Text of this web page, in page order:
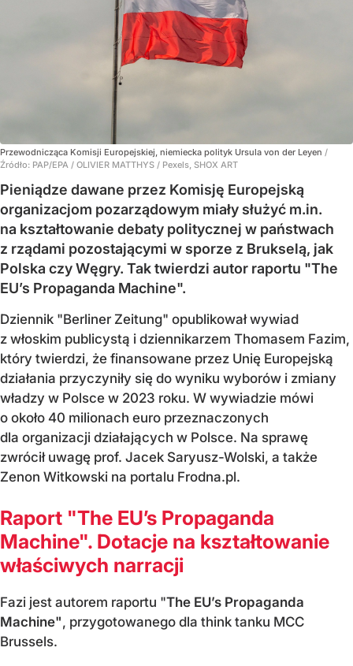
Przewodnicząca Komisji Europejskiej, niemiecka polityk Ursula von der Leyen /
Źródło: PAP/EPA / OLIVIER MATTHYS / Pexels, SHOX ART
Pieniądze dawane przez Komisję Europejską
organizacjom pozarządowym miały służyć m.in.
na kształtowanie debaty politycznej w państwach
z rządami pozostającymi w sporze z Brukselą, jak
Polska czy Węgry. Tak twierdzi autor raportu "The
EU’s Propaganda Machine".
Dziennik "Berliner Zeitung" opublikował wywiad
z włoskim publicystą i dziennikarzem Thomasem Fazim,
który twierdzi, że finansowane przez Unię Europejską
działania przyczyniły się do wyniku wyborów i zmiany
władzy w Polsce w 2023 roku. W wywiadzie mówi
o około 40 milionach euro przeznaczonych
dla organizacji działających w Polsce. Na sprawę
zwrócił uwagę prof. Jacek Saryusz-Wolski, a także
Zenon Witkowski na portalu Frodna.pl.
Raport "The EU’s Propaganda
Machine". Dotacje na kształtowanie
właściwych narracji
Fazi jest autorem raportu "The EU’s Propaganda
Machine", przygotowanego dla think tanku MCC
Brussels.